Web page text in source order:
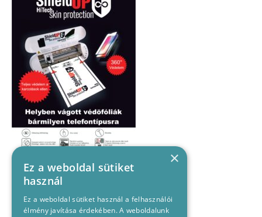
×
Ez a weboldal sütiket
használ
Ez a weboldal sütiket használ a felhasználói
élmény javítása érdekében. A weboldalunk